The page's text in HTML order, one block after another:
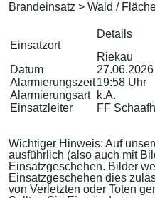
Brandeinsatz > Wald /
Einsatzort
Details
Riekau
Datum
27.06.2026
Alarmierungszeit19:58 Uhr
Alarmierungsart
k.A.
Einsatzleiter
FF
Wichtiger Hinweis: Auf
ausführlich (also auch mit
Einsatzgeschehen. Bilder
Einsatzgeschehen dies
von Verletzten oder Toten